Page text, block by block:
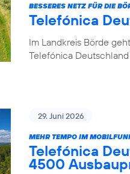
BESSERES NETZ FÜR DIE
Telefónica
Im Landkreis Börde
Telefónica
29. Juni 2026
MEHR TEMPO IM
Telefónica
4500